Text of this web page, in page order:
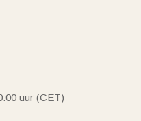
uur (CET)